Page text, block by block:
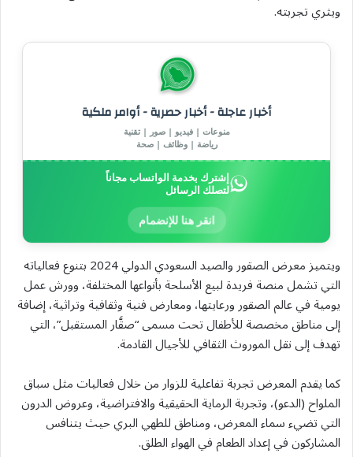
ويثري تجربته.
أخبار عاجلة - أخبار حصرية - أوامر ملكية
منوعات | فيديو | صور | تقنية
رياضة | وظائف | صحة
إشترك بخدمة الواتساب مجاناً
لتصلك الرسائل
انقر هنا للإنضمام
ويتميز معرض الصقور والصيد السعودي الدولي 2024 بتنوع فعالياته
التي تشمل منصة فريدة لبيع الأسلحة بأنواعها المختلفة، وورش عمل
يومية في عالم الصقور ورعايتها، ومعارض فنية وثقافية وتراثية، إضافة
إلى مناطق مخصصة للأطفال تحت مسمى “صقَّار المستقبل”، التي
تهدف إلى نقل الموروث الثقافي للأجيال القادمة.
كما يقدم المعرض تجربة تفاعلية للزوار من خلال فعاليات مثل سباق
الملواح (الدعو)، وتجربة الرماية الحقيقية والافتراضية، وعروض الدرون
التي تضيء سماء المعرض، ومناطق للطهي البري حيث يتنافس
المشاركون في إعداد الطعام في الهواء الطلق.